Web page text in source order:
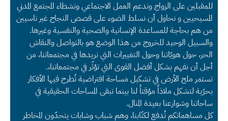
للمقبلين على الزواج وندعم العمل الاجتماعي ونشطاء المجتمع المدني
المسيحيين و نحاول أن نسلط الضوء على قصص النجاح غير ناسيين
من هم بحاجة للمساعدة الإنسانية والصحية والنفسية وغيرها.
والسبيل الوحيد للخروج من هذا الوضع هو بالتواصل والنقاش
الحر، حول هويّاتنا وحول التغييرات التي نريدها في مجتمعاتنا، من
أجل أن نفهم بشكل أفضل القوى التي تؤثّر في مجتمعاتنا،.
تستمر ملح الأرض في تشكيل مساحة افتراضية تُطرح فيها الأفكار
بحرّية لتشكل ملاذاً مؤقتاً لنا بينما تبقى المساحات الحقيقية في
ساحاتنا وشوارعنا بعيدة المنال.
كل مساهماتكم تُدفع لكتّابنا، وهم شباب وشابات يتحدّون المخاطر